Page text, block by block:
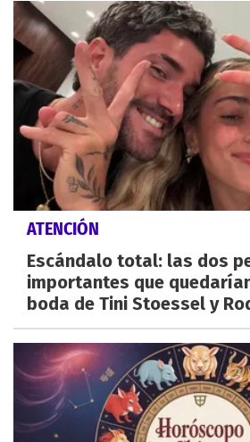
ATENCIÓN
Escándalo total: las dos
importantes que
boda de Tini Stoessel y